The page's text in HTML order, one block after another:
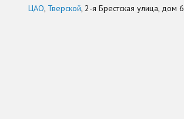
ЦАО, Тверской, 2-я Брестская улица, дом 6